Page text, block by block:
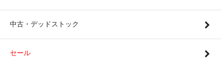
中古・デッドストック
セール